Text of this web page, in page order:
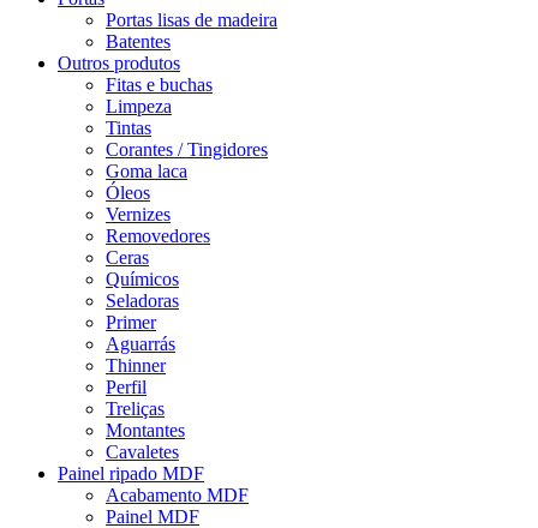
Portas lisas de madeira
Batentes
Outros produtos
Fitas e buchas
Limpeza
Tintas
Corantes / Tingidores
Goma laca
Óleos
Vernizes
Removedores
Ceras
Químicos
Seladoras
Primer
Aguarrás
Thinner
Perfil
Treliças
Montantes
Cavaletes
Painel ripado MDF
Acabamento MDF
Painel MDF